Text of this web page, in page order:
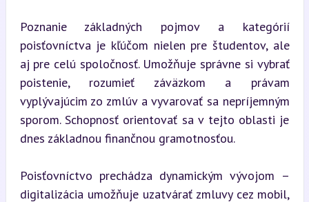
Poznanie základných pojmov a kategórií
poisťovníctva je kľúčom nielen pre študentov, ale
aj pre celú spoločnosť. Umožňuje správne si vybrať
poistenie, rozumieť záväzkom a právam
vyplývajúcim zo zmlúv a vyvarovať sa nepríjemným
sporom. Schopnosť orientovať sa v tejto oblasti je
dnes základnou finančnou gramotnosťou.
Poisťovníctvo prechádza dynamickým vývojom –
digitalizácia umožňuje uzatvárať zmluvy cez mobil,